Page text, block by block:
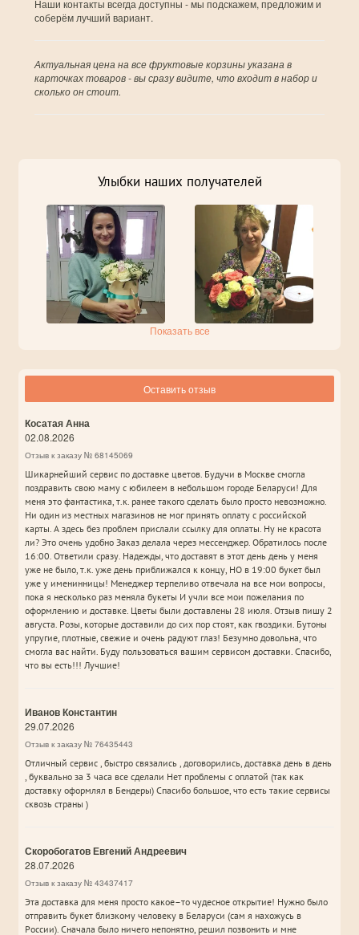
Наши контакты всегда доступны - мы подскажем, предложим и
соберём лучший вариант.
Актуальная цена на все фруктовые корзины указана в
карточках товаров - вы сразу видите, что входит в набор и
сколько он стоит.
Улыбки наших получателей
Показать все
Оставить отзыв
Косатая Анна
02.08.2026
Отзыв к заказу № 68145069
Шикарнейший сервис по доставке цветов. Будучи в Москве смогла
поздравить свою маму с юбилеем в небольшом городе Беларуси! Для
меня это фантастика, т.к. ранее такого сделать было просто невозможно.
Ни один из местных магазинов не мог принять оплату с российской
карты. А здесь без проблем прислали ссылку для оплаты. Ну не красота
ли? Это очень удобно Заказ делала через мессенджер. Обратилось после
16:00. Ответили сразу. Надежды, что доставят в этот день день у меня
уже не было, т.к. уже день приближался к концу, НО в 19:00 букет был
уже у именинницы! Менеджер терпеливо отвечала на все мои вопросы,
пока я несколько раз меняла букеты И учли все мои пожелания по
оформлению и доставке. Цветы были доставлены 28 июля. Отзыв пишу 2
августа. Розы, которые доставили до сих пор стоят, как гвоздики. Бутоны
упругие, плотные, свежие и очень радуют глаз! Безумно довольна, что
смогла вас найти. Буду пользоваться вашим сервисом доставки. Спасибо,
что вы есть!!! Лучшие!
Иванов Константин
29.07.2026
Отзыв к заказу № 76435443
Отличный сервис , быстро связались , договорились, доставка день в день
, буквально за 3 часа все сделали Нет проблемы с оплатой (так как
доставку оформлял в Бендеры) Спасибо большое, что есть такие сервисы
сквозь страны )
Скоробогатов Евгений Андреевич
28.07.2026
Отзыв к заказу № 43437417
Эта доставка для меня просто какое–то чудесное открытие! Нужно было
отправить букет близкому человеку в Беларуси (сам я нахожусь в
России). Сначала было ничего непонятно, решил позвонить и мне